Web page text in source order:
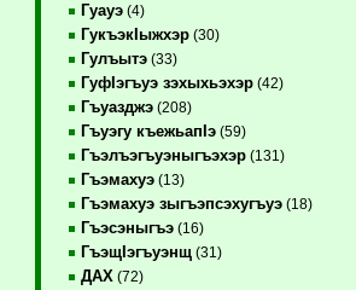
Гуауэ(4)
ГукъэкIыжхэр(30)
Гулъытэ(33)
ГуфIэгъуэ зэхыхьэхэр(42)
Гъуазджэ(208)
Гъуэгу къежьапIэ(59)
Гъэлъэгъуэныгъэхэр(131)
Гъэмахуэ(13)
Гъэмахуэ зыгъэпсэхугъуэ(18)
Гъэсэныгъэ(16)
ГъэщIэгъуэнщ(31)
ДАХ (72)